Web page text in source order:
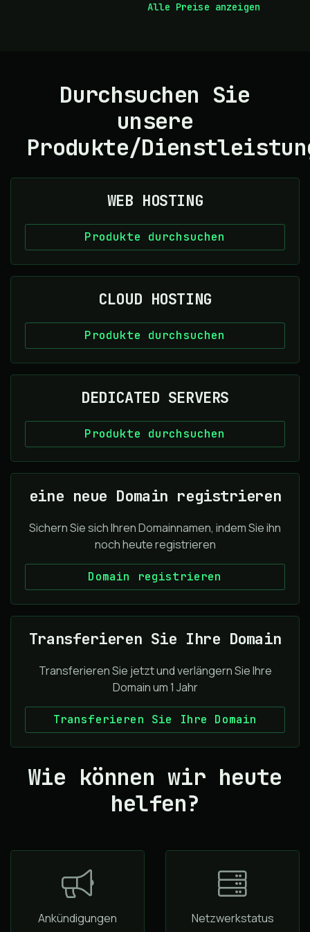
Alle Preise anzeigen
Durchsuchen Sie
unsere
Produkte/
WEB HOSTING
Produkte durchsuchen
CLOUD HOSTING
Produkte durchsuchen
DEDICATED SERVERS
Produkte durchsuchen
eine neue Domain registrieren
Sichern Sie sich Ihren Domainnamen, indem Sie ihn
noch heute registrieren
Domain registrieren
Transferieren Sie Ihre Domain
Transferieren Sie jetzt und verlängern Sie Ihre
Domain um 1 Jahr
Transferieren Sie Ihre Domain
Wie können wir heute
helfen?
Ankündigungen Netzwerkstatus